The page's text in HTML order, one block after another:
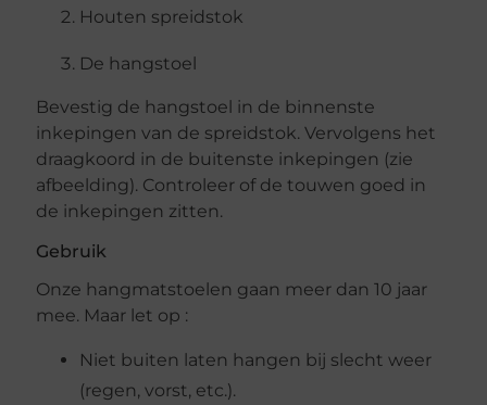
Houten spreidstok
De hangstoel
Bevestig de hangstoel in de binnenste
inkepingen van de spreidstok. Vervolgens het
draagkoord in de buitenste inkepingen (zie
afbeelding). Controleer of de touwen goed in
de inkepingen zitten.
Gebruik
Onze hangmatstoelen gaan meer dan 10 jaar
mee. Maar let op :
Niet buiten laten hangen bij slecht weer
(regen, vorst, etc.).